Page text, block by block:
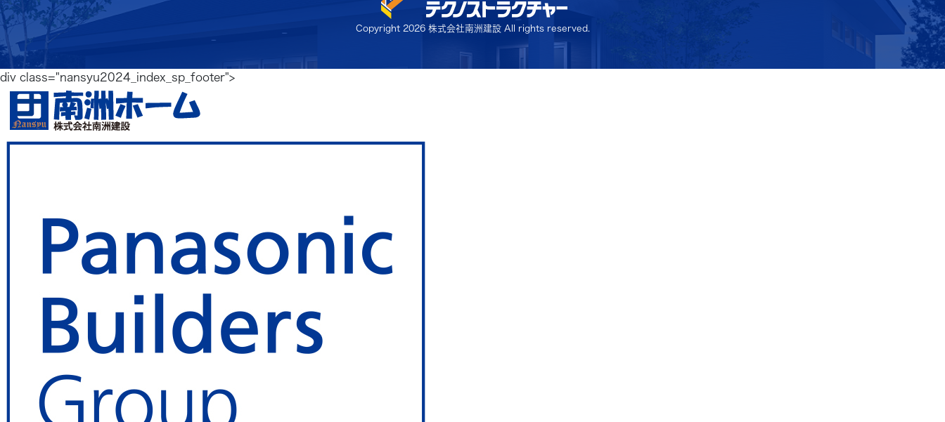
Copyright 2026 株式会社南洲建設 All rights reserved.
div class="nansyu2024_index_sp_footer">